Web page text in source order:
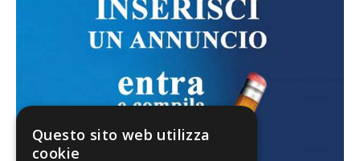
Questo sito web utilizza
cookie